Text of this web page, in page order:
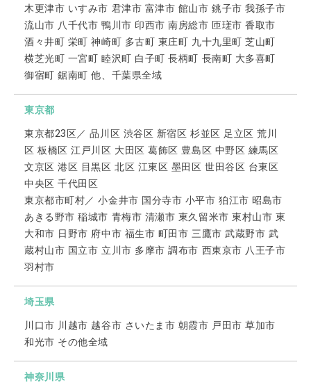
木更津市 いすみ市 君津市 富津市 館山市 銚子市 我孫子市
流山市 八千代市 鴨川市 印西市 南房総市 匝瑳市 香取市
酒々井町 栄町 神崎町 多古町 東庄町 九十九里町 芝山町
横芝光町 一宮町 睦沢町 白子町 長柄町 長南町 大多喜町
御宿町 鋸南町 他、千葉県全域
東京都
東京都23区／ 品川区 渋谷区 新宿区 杉並区 足立区 荒川
区 板橋区 江戸川区 大田区 葛飾区 豊島区 中野区 練馬区
文京区 港区 目黒区 北区 江東区 墨田区 世田谷区 台東区
中央区 千代田区
東京都市町村／ 小金井市 国分寺市 小平市 狛江市 昭島市
あきる野市 稲城市 青梅市 清瀬市 東久留米市 東村山市 東
大和市 日野市 府中市 福生市 町田市 三鷹市 武蔵野市 武
蔵村山市 国立市 立川市 多摩市 調布市 西東京市 八王子市
羽村市
埼玉県
川口市 川越市 越谷市 さいたま市 朝霞市 戸田市 草加市
和光市 その他全域
神奈川県